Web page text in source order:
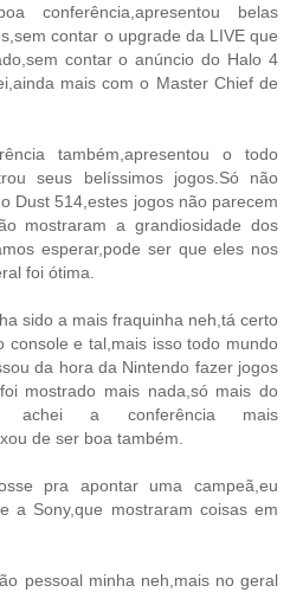
conferência,apresentou belas
contar o upgrade da LIVE que
contar o anúncio do Halo 4
mais com o Master Chief de
também,apresentou o todo
seus belíssimos jogos.Só não
Dust 514,estes jogos não parecem
mostraram a grandiosidade dos
esperar,pode ser que eles nos
foi ótima.
sido a mais fraquinha neh,tá certo
console e tal,mais isso todo mundo
da hora da Nintendo fazer jogos
mostrado mais nada,só mais do
achei a conferência mais
de ser boa também.
pra apontar uma campeã,eu
a Sony,que mostraram coisas em
pessoal minha neh,mais no geral